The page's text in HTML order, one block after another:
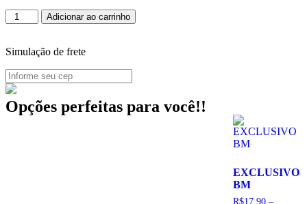
Adicionar ao carrinho
Simulação de frete
Opções perfeitas para você!!
EXCLUSIVO
BM
R$17.90 –